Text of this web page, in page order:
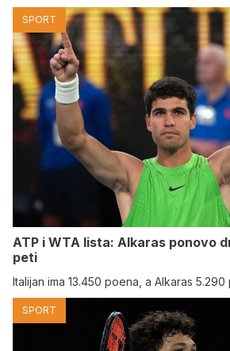
SPORT
ATP i WTA lista: Alkaras ponovo
peti
Italijan ima 13.450 poena, a Alkaras
SPORT